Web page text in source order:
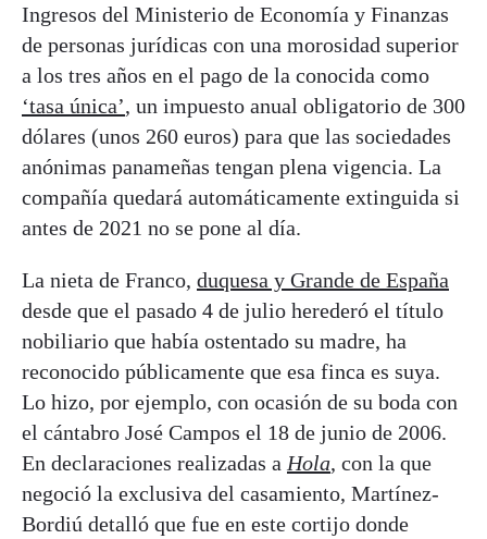
Ingresos del Ministerio de Economía y Finanzas
de personas jurídicas con una morosidad superior
a los tres años en el pago de la conocida como
‘tasa única’, un impuesto anual obligatorio de 300
dólares (unos 260 euros) para que las sociedades
anónimas panameñas tengan plena vigencia. La
compañía quedará automáticamente extinguida si
antes de 2021 no se pone al día.
La nieta de Franco, duquesa y Grande de España
desde que el pasado 4 de julio herederó el título
nobiliario que había ostentado su madre, ha
reconocido públicamente que esa finca es suya.
Lo hizo, por ejemplo, con ocasión de su boda con
el cántabro José Campos el 18 de junio de 2006.
En declaraciones realizadas a Hola, con la que
negoció la exclusiva del casamiento, Martínez-
Bordiú detalló que fue en este cortijo donde